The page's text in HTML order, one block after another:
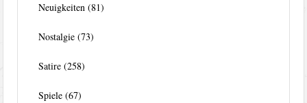
Neuigkeiten (81)
Nostalgie (73)
Satire (258)
Spiele (67)